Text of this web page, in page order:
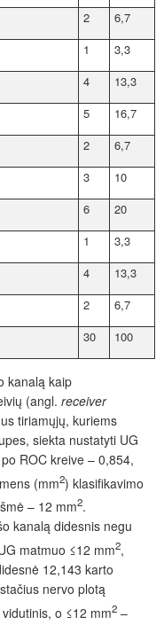
2
6,7
1
3,3
4
13,3
5
16,7
2
6,7
3
10
6
20
1
3,3
4
13,3
2
6,7
30 100
kanalą kaip
(angl. receiver
tiriamųjų, kuriems
siekta nustatyti UG
ROC kreive – 0,854,
(mm2) klasifikavimo
– 12 mm2.
kanalą didesnis negu
matmuo ≤12 mm2,
12,143 karto
nervo plotą
o ≤12 mm2 –